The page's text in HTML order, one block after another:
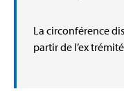
La circonférence
partir de l’ex